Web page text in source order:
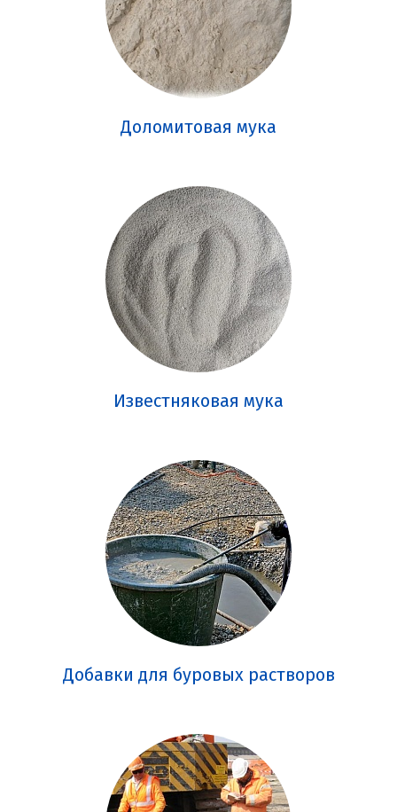
Доломитовая мука
Известняковая мука
Добавки для буровых растворов